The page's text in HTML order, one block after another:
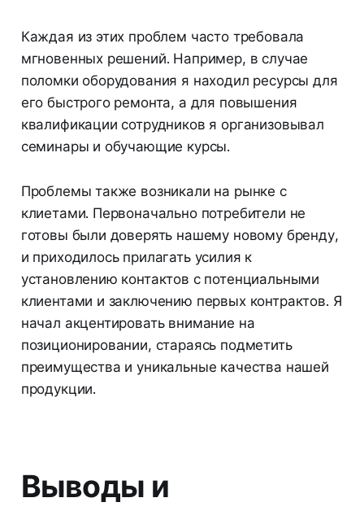
Каждая из этих проблем часто требовала
мгновенных решений. Например, в случае
поломки оборудования я находил ресурсы для
его быстрого ремонта, а для повышения
квалификации сотрудников я организовывал
семинары и обучающие курсы.
Проблемы также возникали на рынке с
клиетами. Первоначально потребители не
готовы были доверять нашему новому бренду,
и приходилось прилагать усилия к
установлению контактов с потенциальными
клиентами и заключению первых контрактов. Я
начал акцентировать внимание на
позиционировании, стараясь подметить
преимущества и уникальные качества нашей
продукции.
Выводы и